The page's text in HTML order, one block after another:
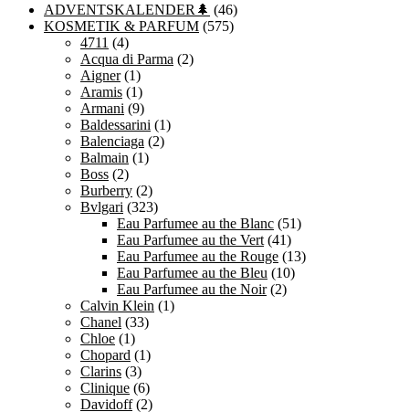
ADVENTSKALENDER🌲 (46)
KOSMETIK & PARFUM (575)
4711 (4)
Acqua di Parma (2)
Aigner (1)
Aramis (1)
Armani (9)
Baldessarini (1)
Balenciaga (2)
Balmain (1)
Boss (2)
Burberry (2)
Bvlgari (323)
Eau Parfumee au the Blanc (51)
Eau Parfumee au the Vert (41)
Eau Parfumee au the Rouge (13)
Eau Parfumee au the Bleu (10)
Eau Parfumee au the Noir (2)
Calvin Klein (1)
Chanel (33)
Chloe (1)
Chopard (1)
Clarins (3)
Clinique (6)
Davidoff (2)